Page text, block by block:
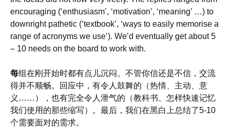
encouraging (‘enthusiasm’, ‘motivation’, ‘meaning’ …) to
downright pathetic (‘textbook’, ‘ways to easily memorise a
range of acronyms we use’). We’d eventually get about 5
– 10 needs on the board to work with.
每组在刚开始时都有点儿沉闷。不管你信还是不信，交流
得并不顺畅。回应中，有令人鼓舞的（热情、主动、意
义……），也有完全令人泄气的（教科书、怎样快速记忆
我们使用的那些缩写）。最后，我们在黑白上总结了5-10
个需要面对的需求。